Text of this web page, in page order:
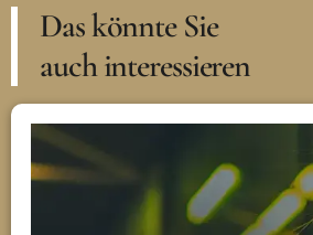
Das könnte Sie
auch interessieren